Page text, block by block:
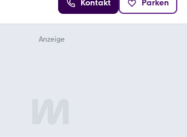
Kontakt Parken